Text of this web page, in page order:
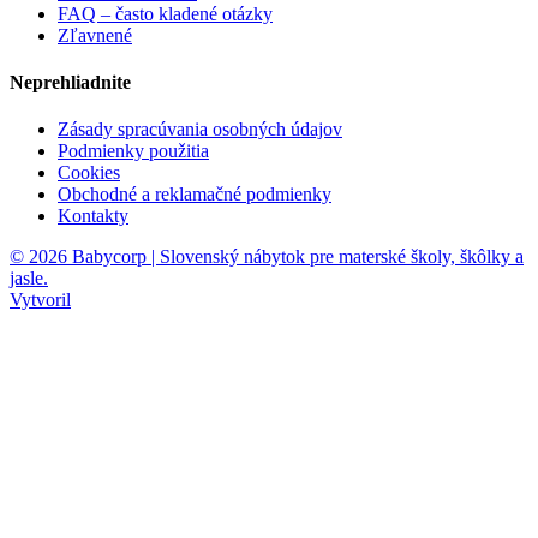
FAQ – často kladené otázky
Zľavnené
Neprehliadnite
Zásady spracúvania osobných údajov
Podmienky použitia
Cookies
Obchodné a reklamačné podmienky
Kontakty
© 2026 Babycorp | Slovenský nábytok pre materské školy, škôlky a
jasle.
Vytvoril